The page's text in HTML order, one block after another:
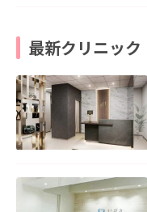
最新クリニック